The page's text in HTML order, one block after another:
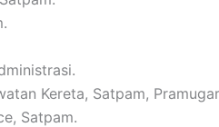
Kereta, Satpam,
Satpam.